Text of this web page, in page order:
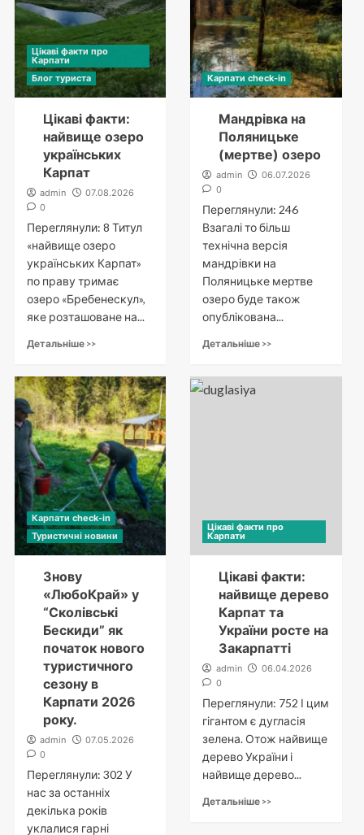
Цікаві факти про
Карпати
Блог туриста
Цікаві факти:
найвище озеро
українських
Карпат
admin
07.08.2026
0
Переглянули: 8 Титул
«найвище озеро
українських Карпат»
по праву тримає
озеро «Бребенескул»,
яке розташоване на...
Детальніше >>
Карпати check-in
Мандрівка на
Поляницьке
(мертве) озеро
admin
06.07.2026
0
Переглянули: 246
Взагалі то більш
технічна версія
мандрівки на
Поляницьке мертве
озеро буде також
опублікована...
Детальніше >>
Карпати check-in
Туристичні новини
Знову
«ЛюбоКрай» у
“Сколівські
Бескиди” як
початок нового
туристичного
сезону в
Карпати 2026
року.
admin
07.05.2026
0
Переглянули: 302 У
нас за останніх
декілька років
уклалися гарні
Цікаві факти про
Карпати
Цікаві факти:
найвище дерево
Карпат та
України росте на
Закарпатті
admin
06.04.2026
0
Переглянули: 752 І цим
гігантом є дугласія
зелена. Отож найвище
дерево України і
найвище дерево...
Детальніше >>